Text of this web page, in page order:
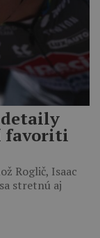
favoriti
Roglič, Isaac
stretnú aj